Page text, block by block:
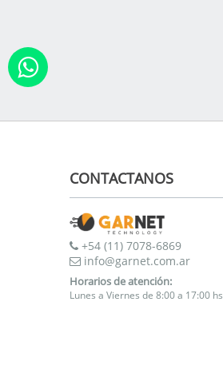
CONTACTANOS
+54 (11) 7078-6869
info@garnet.com.ar
Horarios de atención:
Lunes a Viernes de 8:00 a 17:00 hs